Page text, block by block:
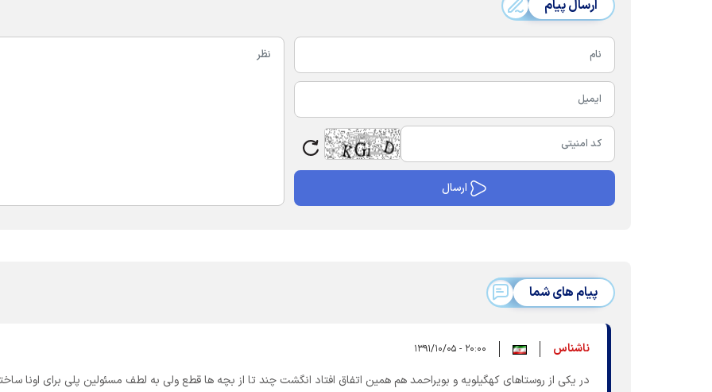
ارسال پیام
پیام های شما
ناشناس ۲۰:۰۰ - ۱۳۹۱/۱۰/۰۵
در یکی از روستاهای کهگیلویه و بویراحمد هم همین اتفاق افتاد انگشت چند تا از بچه ها قطع ولی به لطف مسئولین پلی برای اونا